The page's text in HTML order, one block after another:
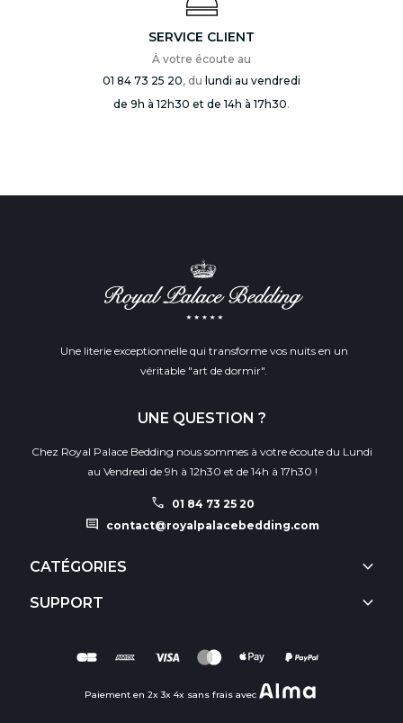
SERVICE CLIENT
À votre écoute au
01 84 73 25 20, du lundi au vendredi
de 9h à 12h30 et de 14h à 17h30.
Une literie exceptionnelle qui transforme vos nuits en un
véritable "art de dormir".
UNE QUESTION ?
Chez Royal Palace Bedding nous sommes à votre écoute du Lundi
au Vendredi de 9h à 12h30 et de 14h à 17h30 !
call 01 84 73 25 20
comment contact@royalpalacebedding.com
CATÉGORIES keyboard_arrow_down
SUPPORT keyboard_arrow_down
Paiement en 2x 3x 4x sans frais avec